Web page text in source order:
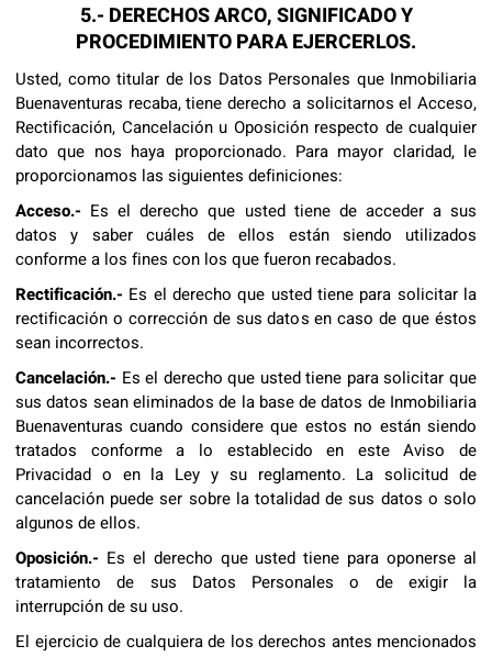
5.- DERECHOS ARCO, SIGNIFICADO Y
PROCEDIMIENTO PARA EJERCERLOS.
Usted, como titular de los Datos Personales que Inmobiliaria
Buenaventuras recaba, tiene derecho a solicitarnos el Acceso,
Rectificación, Cancelación u Oposición respecto de cualquier
dato que nos haya proporcionado. Para mayor claridad, le
proporcionamos las siguientes definiciones:
Acceso.- Es el derecho que usted tiene de acceder a sus
datos y saber cuáles de ellos están siendo utilizados
conforme a los fines con los que fueron recabados.
Rectificación.- Es el derecho que usted tiene para solicitar la
rectificación o corrección de sus datos en caso de que éstos
sean incorrectos.
Cancelación.- Es el derecho que usted tiene para solicitar que
sus datos sean eliminados de la base de datos de Inmobiliaria
Buenaventuras cuando considere que estos no están siendo
tratados conforme a lo establecido en este Aviso de
Privacidad o en la Ley y su reglamento. La solicitud de
cancelación puede ser sobre la totalidad de sus datos o solo
algunos de ellos.
Oposición.- Es el derecho que usted tiene para oponerse al
tratamiento de sus Datos Personales o de exigir la
interrupción de su uso.
El ejercicio de cualquiera de los derechos antes mencionados